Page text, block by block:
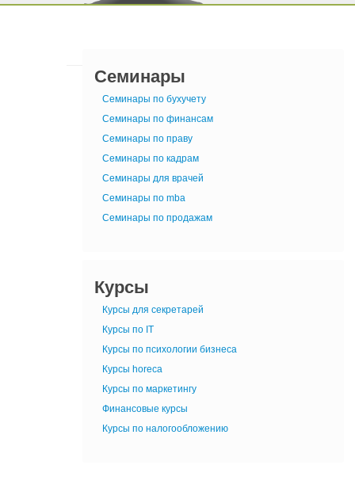
Семинары
Семинары по бухучету
Семинары по финансам
Семинары по праву
Семинары по кадрам
Семинары для врачей
Семинары по mba
Семинары по продажам
Курсы
Курсы для секретарей
Курсы по IT
Курсы по психологии бизнеса
Курсы horeca
Курсы по маркетингу
Финансовые курсы
Курсы по налогообложению